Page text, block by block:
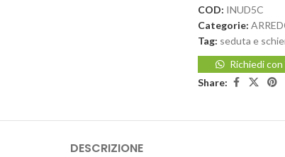
COD: INUD5C
Categorie:
Tag: seduta e
Richiedi
Share:
DESCRIZIONE